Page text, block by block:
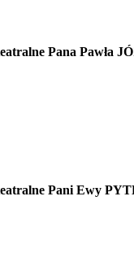
Pana Pawła
Pani Ewy